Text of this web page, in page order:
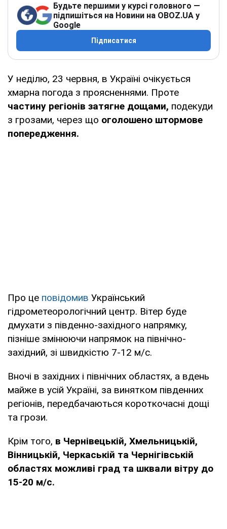
Будьте першими у курсі головного —
підпишіться на Новини на OBOZ.UA у
Google
Підписатися
У неділю, 23 червня, в Україні очікується
хмарна погода з проясненнями. Проте
частину регіонів затягне дощами, подекуди
з грозами, через що оголошено штормове
попередження.
Про це повідомив Український
гідрометеорологічний центр. Вітер буде
дмухати з південно-західного напрямку,
пізніше змінюючи напрямок на північно-
західний, зі швидкістю 7-12 м/с.
Вночі в західних і північних областях, а вдень
майже в усій Україні, за винятком південних
регіонів, передбачаються короткочасні дощі
та грози.
Крім того, в Чернівецькій, Хмельницькій,
Вінницькій, Черкаській та Чернігівській
областях можливі град та шквали вітру до
15-20 м/с.